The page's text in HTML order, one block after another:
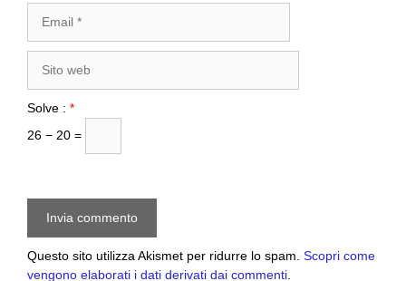
web
Solve : *
26 − 20 =
Questo sito utilizza Akismet per ridurre lo spam. Scopri come
vengono elaborati i dati derivati dai commenti.